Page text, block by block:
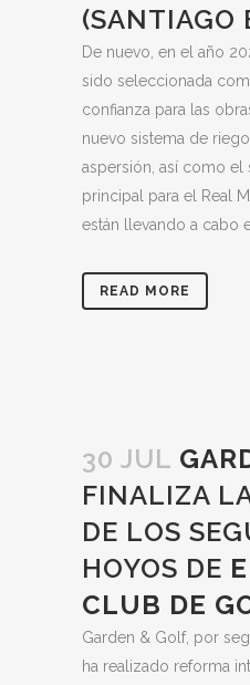
(SANTIAGO
De nuevo, en el año
sido seleccionada
confianza para las
nuevo sistema de
aspersión, así como el
principal para el Real
están llevando a cabo
READ MORE
30 JUL
FINALIZA
DE LOS
HOYOS DE
CLUB DE
Garden & Golf, por
ha realizado reforma